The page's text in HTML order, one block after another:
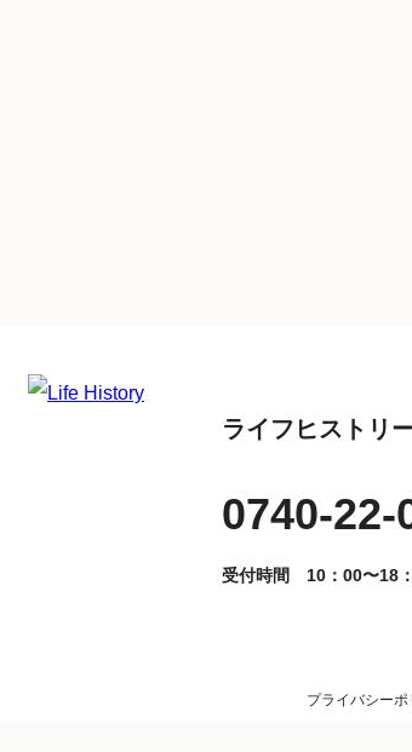
ライフヒストリ
0740-22-
受付時間 10：00〜18
プライバシーポ